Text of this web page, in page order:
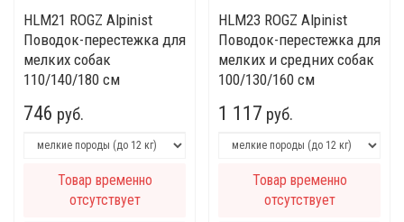
HLМ21 ROGZ Alpinist
Поводок-перестежка для
мелких собак
110/140/180 см
746 руб.
Товар временно
отсутствует
HLМ23 ROGZ Alpinist
Поводок-перестежка для
мелких и средних собак
100/130/160 см
1 117 руб.
Товар временно
отсутствует